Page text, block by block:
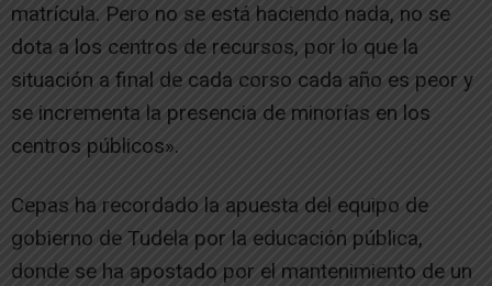
matrícula. Pero no se está haciendo nada, no se
dota a los centros de recursos, por lo que la
situación a final de cada corso cada año es peor y
se incrementa la presencia de minorías en los
centros públicos».
Cepas ha recordado la apuesta del equipo de
gobierno de Tudela por la educación pública,
donde se ha apostado por el mantenimiento de un